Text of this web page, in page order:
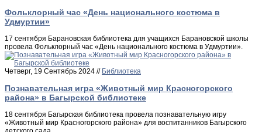
Фольклорный час «День национального костюма в
Удмуртии»
17 сентября Барановская библиотека для учащихся Барановской школы
провела Фольклорный час «День национального костюма в Удмуртии».
Четверг, 19 Сентябрь 2024 // Библиотека
Познавательная игра «Животный мир Красногорского
района» в Багырской библиотеке
18 сентября Багырская библиотека провела познавательную игру
«Животный мир Красногорского района» для воспитанников Багырского